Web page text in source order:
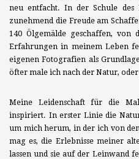
neu entfacht. In der Schule des
zunehmend die Freude am
140 Ölgemälde geschaffen, von
Erfahrungen in meinem Leben
eigenen Fotografien als
öfter male ich nach der Natur,
Meine Leidenschaft für die
inspiriert. In erster Linie die
um mich herum, in der ich von
mag es, die Erlebnisse meiner
lassen und sie auf der Leinwand